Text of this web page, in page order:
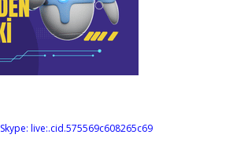
Skype: live:.cid.575569c608265c69